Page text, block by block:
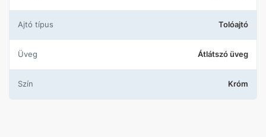
Ajtó típus Tolóajtó
Üveg Átlátszó üveg
Szín Króm